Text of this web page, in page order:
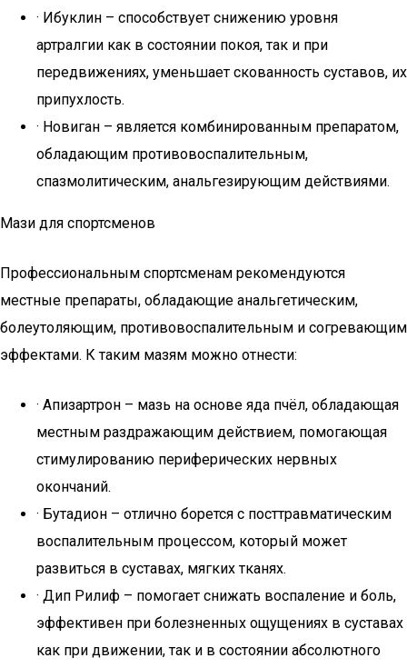
· Ибуклин – способствует снижению уровня
артралгии как в состоянии покоя, так и при
передвижениях, уменьшает скованность суставов, их
припухлость.
· Новиган – является комбинированным препаратом,
обладающим противовоспалительным,
спазмолитическим, анальгезирующим действиями.
Мази для спортсменов
Профессиональным спортсменам рекомендуются
местные препараты, обладающие анальгетическим,
болеутоляющим, противовоспалительным и согревающим
эффектами. К таким мазям можно отнести:
· Апизартрон – мазь на основе яда пчёл, обладающая
местным раздражающим действием, помогающая
стимулированию периферических нервных
окончаний.
· Бутадион – отлично борется с посттравматическим
воспалительным процессом, который может
развиться в суставах, мягких тканях.
· Дип Рилиф – помогает снижать воспаление и боль,
эффективен при болезненных ощущениях в суставах
как при движении, так и в состоянии абсолютного